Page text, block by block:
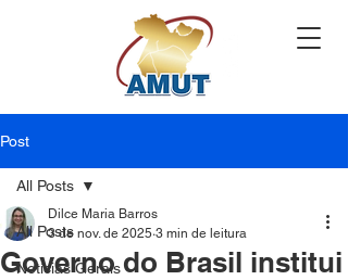
Post
All Posts
Notícias Gerais
All Posts
Governo do Brasil institui
Dilce Maria Barros
3 de nov. de 2025 3 min de leitura